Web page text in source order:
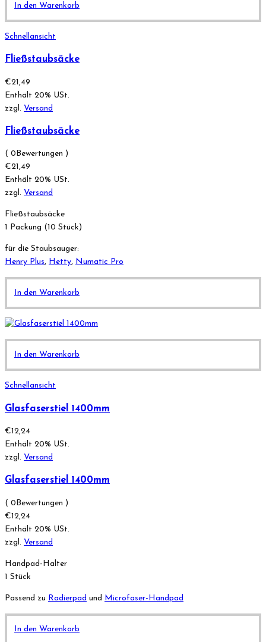
In den Warenkorb
Schnellansicht
Fließstaubsäcke
€21,49
Enthält 20% USt.
zzgl. Versand
Fließstaubsäcke
( 0Bewertungen )
€21,49
Enthält 20% USt.
zzgl. Versand
Fließstaubsäcke
1 Packung (10 Stück)
für die Staubsauger:
Henry Plus, Hetty, Numatic Pro
In den Warenkorb
In den Warenkorb
Schnellansicht
Glasfaserstiel 1400mm
€12,24
Enthält 20% USt.
zzgl. Versand
Glasfaserstiel 1400mm
( 0Bewertungen )
€12,24
Enthält 20% USt.
zzgl. Versand
Handpad-Halter
1 Stück
Passend zu Radierpad und Microfaser-Handpad
In den Warenkorb